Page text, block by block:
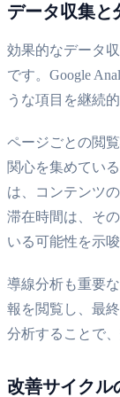
データ収集と
効果的なデータ
です。Google
うな項目を継続
ページごとの閲
関心を集めてい
は、コンテンツ
滞在時間は、そ
いる可能性を示唆
導線分析も重要
報を閲覧し、最
分析することで
改善サイクル